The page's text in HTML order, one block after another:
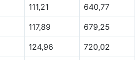
111,21 640,77
117,89 679,25
124,96 720,02